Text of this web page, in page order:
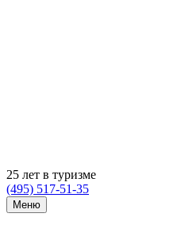
25 лет в туризме
(495) 517-51-35
Меню